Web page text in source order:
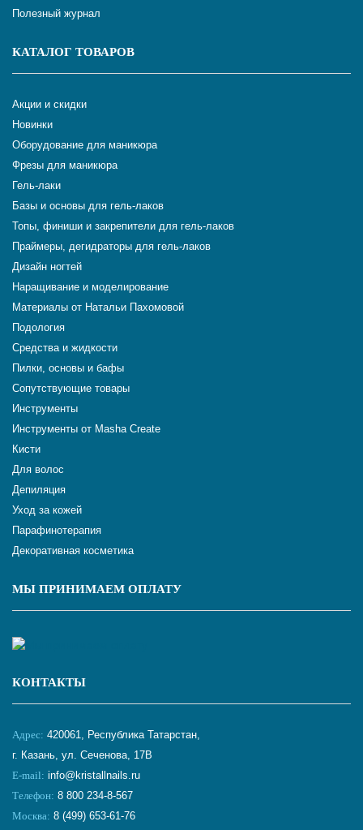
Полезный журнал
КАТАЛОГ ТОВАРОВ
Акции и скидки
Новинки
Оборудование для маникюра
Фрезы для маникюра
Гель-лаки
Базы и основы для гель-лаков
Топы, финиши и закрепители для гель-лаков
Праймеры, дегидраторы для гель-лаков
Дизайн ногтей
Наращивание и моделирование
Материалы от Натальи Пахомовой
Подология
Средства и жидкости
Пилки, основы и бафы
Сопутствующие товары
Инструменты
Инструменты от Masha Create
Кисти
Для волос
Депиляция
Уход за кожей
Парафинотерапия
Декоративная косметика
МЫ ПРИНИМАЕМ ОПЛАТУ
КОНТАКТЫ
Адрес: 420061, Республика Татарстан,
г. Казань, ул. Сеченова, 17В
E-mail: info@kristallnails.ru
Телефон: 8 800 234-8-567
Москва: 8 (499) 653-61-76